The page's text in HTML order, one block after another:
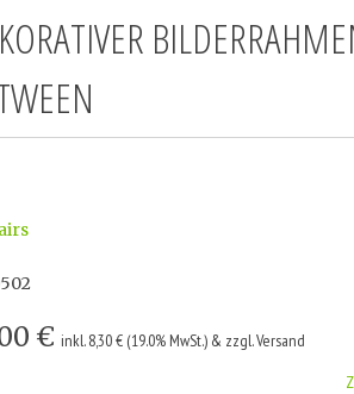
€ inkl. 8,30 € (19.0% MwSt.) & zzgl. Versand